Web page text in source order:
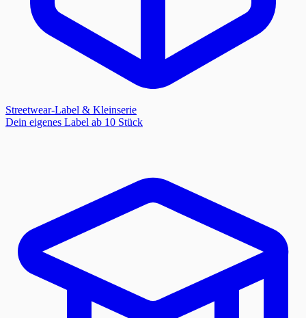
Streetwear-Label & Kleinserie
Dein eigenes Label ab 10 Stück